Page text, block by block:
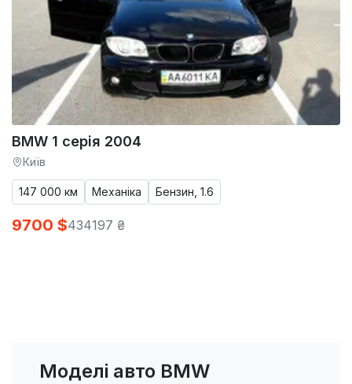
BMW 1 серія 2004
Київ
147 000 км Механіка Бензин, 1.6
9700 $434197 ₴
Моделі авто BMW